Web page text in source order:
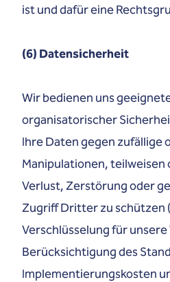
ist und dafür eine
(6) Datensicherheit
Wir bedienen uns
organisatorischer
Ihre Daten gegen zufällige
Manipulationen, teilweisen
Verlust, Zerstörung oder
Zugriff Dritter zu schützen
Verschlüsselung für
Berücksichtigung des
Implementierungskosten